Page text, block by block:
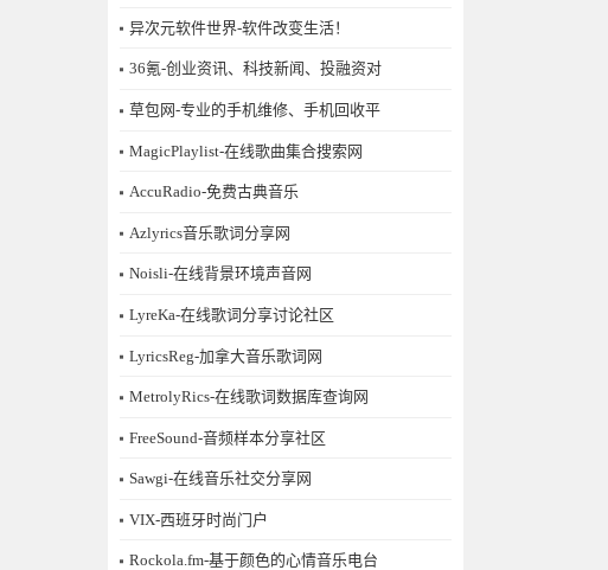
异次元软件世界-软件改变生活！
36氪-创业资讯、科技新闻、投融资对
草包网-专业的手机维修、手机回收平
MagicPlaylist-在线歌曲集合搜索网
AccuRadio-免费古典音乐
Azlyrics音乐歌词分享网
Noisli-在线背景环境声音网
LyreKa-在线歌词分享讨论社区
LyricsReg-加拿大音乐歌词网
MetrolyRics-在线歌词数据库查询网
FreeSound-音频样本分享社区
Sawgi-在线音乐社交分享网
​VIX-西班牙时尚门户
Rockola.fm-基于颜色的心情音乐电台